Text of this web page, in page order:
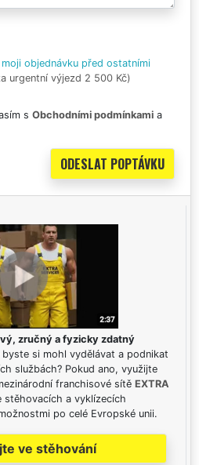
objednávku před ostatními
urgentní výjezd 2 500 Kč)
s Obchodními podmínkami a
zručný a fyzicky zdatný
byste si mohl vydělávat a podnikat
službách? Pokud ano, využijte
franchisové sítě EXTRA
stěhovacích a vyklízecích
po celé Evropské unii.
ve stěhování